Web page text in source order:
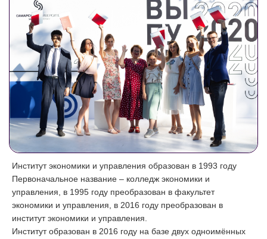
Институт экономики и управления образован в 1993 году
Первоначальное название – колледж экономики и
управления, в 1995 году преобразован в факультет
экономики и управления, в 2016 году преобразован в
институт экономики и управления.
Институт образован в 2016 году на базе двух одноимённых